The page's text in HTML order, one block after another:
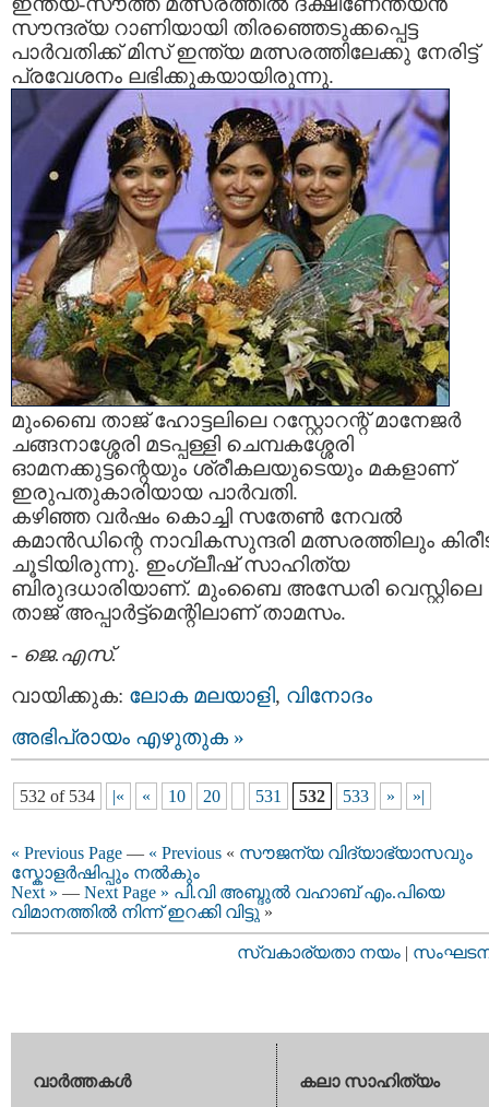
സൗന്ദര്യ റാണിയായി തിരഞ്ഞെടുക്കപ്പെട്ട
പാര്‍വതിക്ക്‌ മിസ്‌ ഇന്ത്യ മത്സരത്തിലേക്കു നേരിട്ട്‌
പ്രവേശനം ലഭിക്കുകയായിരുന്നു.
മുംബൈ താജ്‌ ഹോട്ടലിലെ റസ്റ്റോറന്റ്‌ മാനേജര്‍
ചങ്ങനാശ്ശേരി മടപ്പള്ളി ചെമ്പകശ്ശേരി
ഓമനക്കുട്ടന്റെയും ശ്രീകലയുടെയും മകളാണ്‌
ഇരുപതുകാരിയായ പാര്‍വതി.
കഴിഞ്ഞ വര്‍ഷം കൊച്ചി സതേണ്‍ നേവല്‍
കമാന്‍ഡിന്റെ നാവികസുന്ദരി മത്സരത്തിലും
ചൂടിയിരുന്നു. ഇംഗ്ലീഷ്‌ സാഹിത്യ
ബിരുദധാരിയാണ്‌. മുംബൈ അന്ധേരി വെസ്റ്റിലെ
താജ്‌ അപ്പാര്‍ട്ട്‌മെന്റിലാണ്‌ താമസം.
- ജെ.എസ്.
വായിക്കുക: ലോക മലയാളി, വിനോദം
അഭിപ്രായം എഴുതുക »
532 of 534 |« « 10 20 531 532 533 » »|
« Previous Page — « Previous « സൗജന്യ വിദ്യാഭ്യാസവും
സ്കോളര്‍ഷിപ്പും നല്‍കും
Next » — Next Page » പി.വി അബ്ദുല്‍ വഹാബ് എം.പിയെ
വിമാനത്തില്‍ നിന്ന് ഇറക്കി വിട്ടു »
സ്വകാര്യതാ നയം |
വാര്‍ത്തകള്‍
കലാ സാഹിത്യം